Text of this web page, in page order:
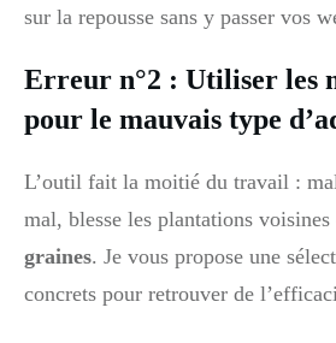
sur la repousse sans y passer vos
Erreur n°2 : Utiliser les
pour le mauvais type
L’outil fait la moitié du travail :
mal, blesse les plantations voisines
graines. Je vous propose une
concrets pour retrouver de